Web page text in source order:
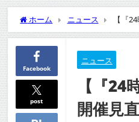
ホーム ニュース 【『
Facebook
post
ニュース
【『
開催見